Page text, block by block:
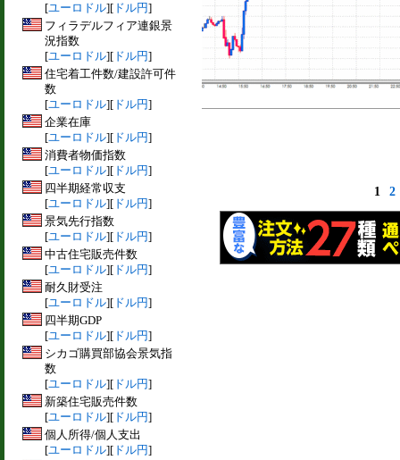
[ユーロドル][ ドル円]
フィラデルフィア連銀景
況指数
[ユーロドル][ ドル円]
住宅着工件数/建設許可件
数
[ユーロドル][ ドル円]
企業在庫
[ユーロドル][ ドル円]
消費者物価指数
[ユーロドル][ ドル円]
四半期経常収支
[ユーロドル][ ドル円]
景気先行指数
[ユーロドル][ ドル円]
中古住宅販売件数
[ユーロドル][ ドル円]
耐久財受注
[ユーロドル][ ドル円]
四半期GDP
[ユーロドル][ ドル円]
シカゴ購買部協会景気指
数
[ユーロドル][ ドル円]
新築住宅販売件数
[ユーロドル][ ドル円]
個人所得/個人支出
[ユーロドル][ ドル円]
1 2